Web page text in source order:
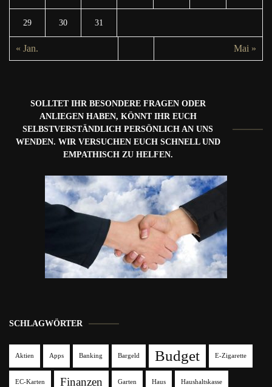
29 30 31
« Jan. Mai »
SOLLTET IHR BESONDERE FRAGEN ODER
ANLIEGEN HABEN, KÖNNT IHR EUCH
SELBSTVERSTÄNDLICH PERSÖNLICH AN UNS
WENDEN. WIR VERSUCHEN EUCH SCHNELL UND
EMPATHISCH ZU HELFEN.
SCHLAGWÖRTER
Aktien Apps Banking Bargeld Budget E-Zigarette
EC-Karten Finanzen Garten Haus Haushaltskasse